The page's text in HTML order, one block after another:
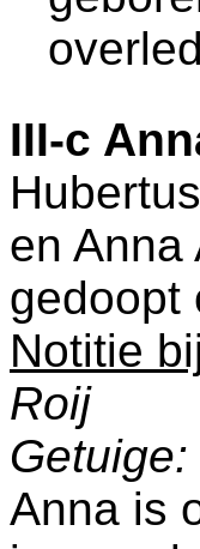
III-c
en Anna
gedoopt
Notitie
Roij
Anna is